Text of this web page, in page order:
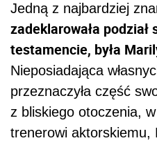
Jedną z najbardziej
zadeklarowała podział
testamencie, była
Nieposiadająca
przeznaczyła część
z bliskiego otoczenia,
trenerowi aktorskiemu,